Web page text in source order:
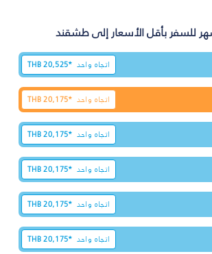
للسفر بأقل الأسعار إلى طشقند
اتجاه واحد THB20,525*
اتجاه واحد THB20,175*
اتجاه واحد THB20,175*
اتجاه واحد THB20,175*
اتجاه واحد THB20,175*
اتجاه واحد THB20,175*